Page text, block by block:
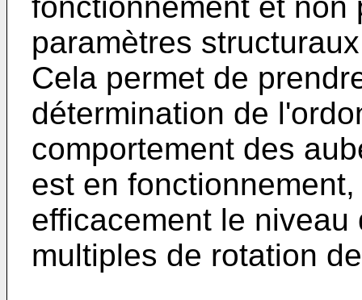
paramètres
Cela permet de
détermination de
comportement des
est en
efficacement le
multiples de rotation